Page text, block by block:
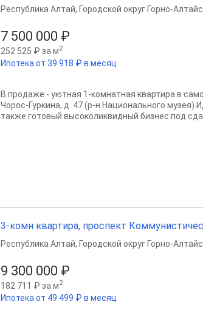
7 500 000 ₽
252 525 ₽ за м2
Ипотека от 39 918 ₽ в месяц
Республика Алтай, Городской округ Горно-
В продаже - уютная 1-комнатная квартира в
Чорос-Гуркина, д. 47 (р-н Национального
также готовый высоколиквидный бизнес под
3-комн квартира, проспект
9 300 000 ₽
182 711 ₽ за м2
Ипотека от 49 499 ₽ в месяц
Республика Алтай, Городской округ Горно-